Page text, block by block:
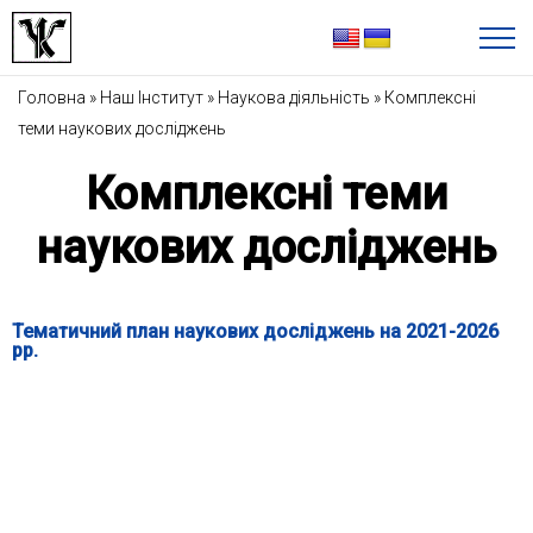
Головна » Наш Інститут » Наукова діяльність » Комплексні
теми наукових досліджень
Комплексні теми
наукових досліджень
Тематичний план наукових досліджень на 2021-2026
рр.